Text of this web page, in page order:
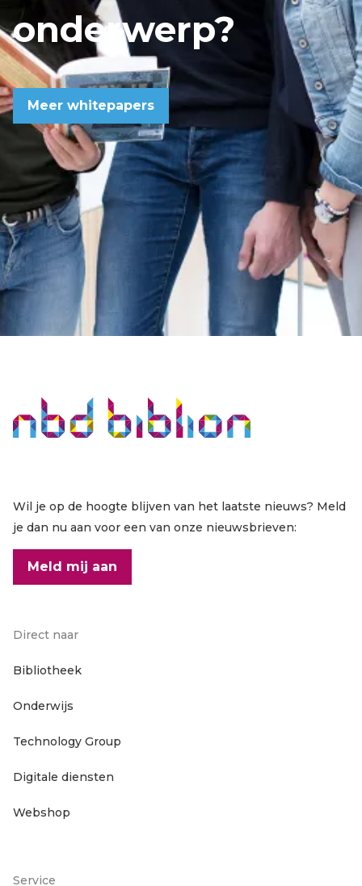
onderwerp?
Meer whitepapers
Wil je op de hoogte blijven van het laatste nieuws? Meld
je dan nu aan voor een van onze nieuwsbrieven:
Meld mij aan
hoofdnavigatie
Direct naar
Bibliotheek
Onderwijs
Technology Group
Digitale diensten
Webshop
Service